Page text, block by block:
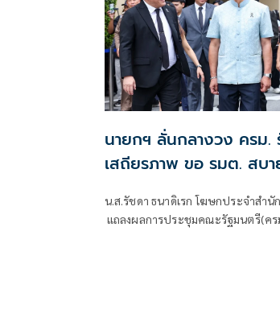
นายกฯ ลั่นกลางวง ครม.
เสถียรภาพ ขอ รมต. สบา
น.ส.รัชดา ธนาดิเรก โฆษกประจำสำ
แถลงผลการประชุมคณะรัฐมนตรี(คร